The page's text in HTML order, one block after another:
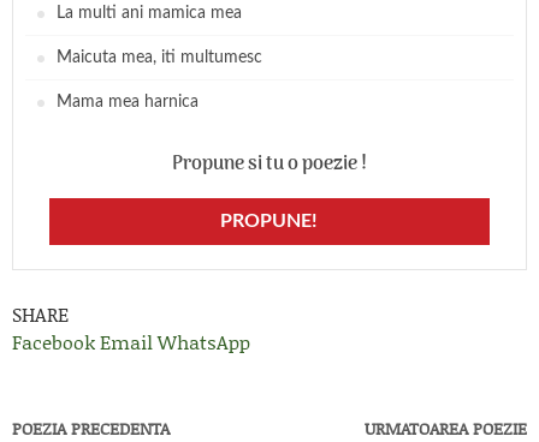
La multi ani mamica mea
Maicuta mea, iti multumesc
Mama mea harnica
Propune si tu o poezie !
PROPUNE!
SHARE
FacebookEmailWhatsApp
POEZIA PRECEDENTA URMATOAREA POEZIE